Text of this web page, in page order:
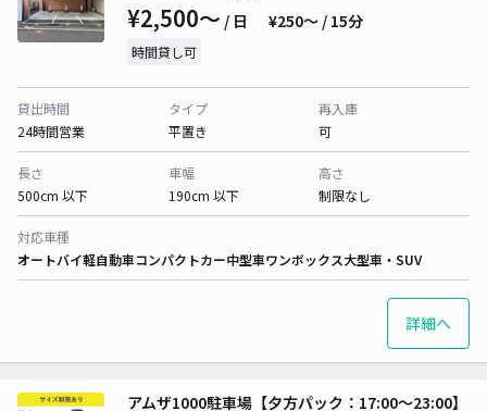
¥2,500〜 / 日 ¥250〜 / 15分
時間貸し可
貸出時間
24時間営業
タイプ
平置き
再入庫
可
長さ
500cm 以下
車幅
190cm 以下
高さ
制限なし
対応車種
オートバイ軽自動車コンパクトカー中型車ワンボックス大型車・SUV
詳細へ
アムザ1000駐車場【夕方パック：17:00～23:00】